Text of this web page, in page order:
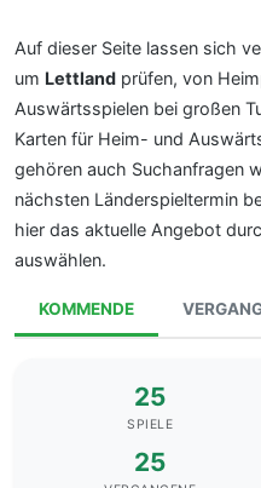
Auf dieser Seite lassen sich
um Lettland prüfen, von
Auswärtsspielen bei großen
Karten für Heim- und
gehören auch Suchanfragen
nächsten Länderspieltermin
hier das aktuelle Angebot
auswählen.
KOMMENDE
25
SPIELE
25